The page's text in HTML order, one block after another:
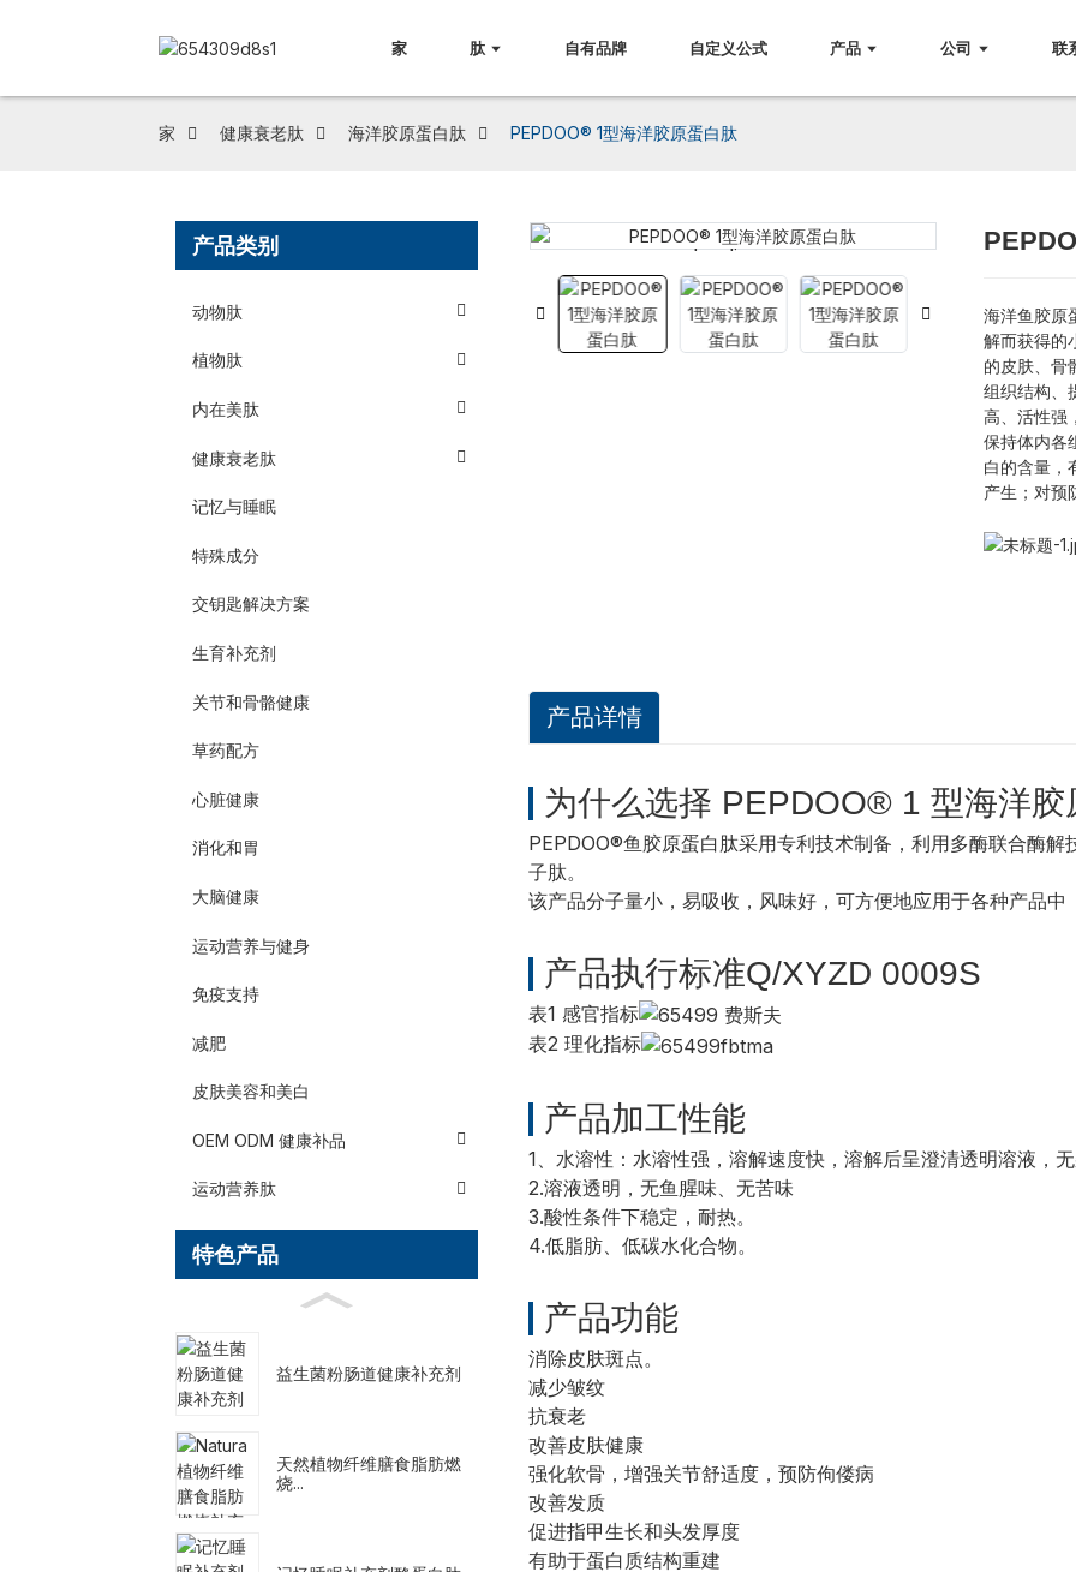
家 肽 自有品牌 自定义公式 产品 公司 联
家 健康衰老肽 海洋胶原蛋白肽 PEPDOO® 1型海洋胶原蛋白肽
产品类别
动物肽
植物肽
内在美肽
健康衰老肽
记忆与睡眠
特殊成分
交钥匙解决方案
生育补充剂
关节和骨骼健康
草药配方
心脏健康
消化和胃
大脑健康
运动营养与健身
免疫支持
减肥
皮肤美容和美白
OEM ODM 健康补品
运动营养肽
特色产品
益生菌粉肠道健康补充剂
天然植物纤维膳食脂肪燃
烧...
Loading...
Loading... Loading...
Loading...
海洋鱼胶原
解而获得的
的皮肤、骨
组织结构、
高、活性强
保持体内各
白的含量，
产生；对预
产品详情
为什么选择 PEPDOO® 1 型海洋胶
PEPDOO®鱼胶原蛋白肽采用专利技术制备，利用多酶联合酶
子肽。
该产品分子量小，易吸收，风味好，可方便地应用于各种产品中
产品执行标准Q/XYZD 0009S
表1 感官指标
表2 理化指标
产品加工性能
1、水溶性：水溶性强，溶解速度快，溶解后呈澄清透明溶液，无
2.溶液透明，无鱼腥味、无苦味
3.酸性条件下稳定，耐热。
4.低脂肪、低碳水化合物。
产品功能
消除皮肤斑点。
减少皱纹
抗衰老
改善皮肤健康
强化软骨，增强关节舒适度，预防佝偻病
改善发质
促进指甲生长和头发厚度
有助于蛋白质结构重建